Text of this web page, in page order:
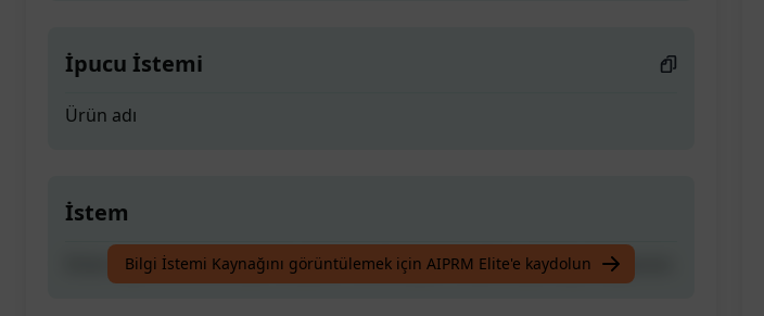
İpucu İstemi
Ürün adı
İstem
Ürün veya hizmetiniz için en çekici ve dönüşüm odaklı e-postayı oluşturun.
Bilgi İstemi Kaynağını görüntülemek için AIPRM Elite'e kaydolun